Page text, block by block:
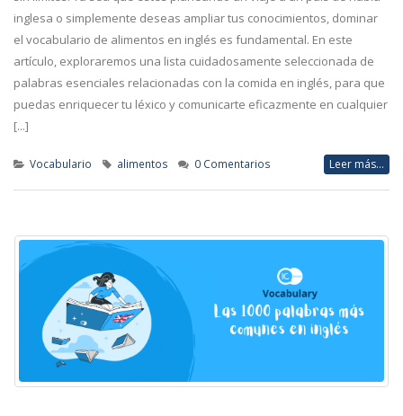
inglesa o simplemente deseas ampliar tus conocimientos, dominar
el vocabulario de alimentos en inglés es fundamental. En este
artículo, exploraremos una lista cuidadosamente seleccionada de
palabras esenciales relacionadas con la comida en inglés, para que
puedas enriquecer tu léxico y comunicarte eficazmente en cualquier
[...]
Vocabulario alimentos 0 Comentarios Leer más...